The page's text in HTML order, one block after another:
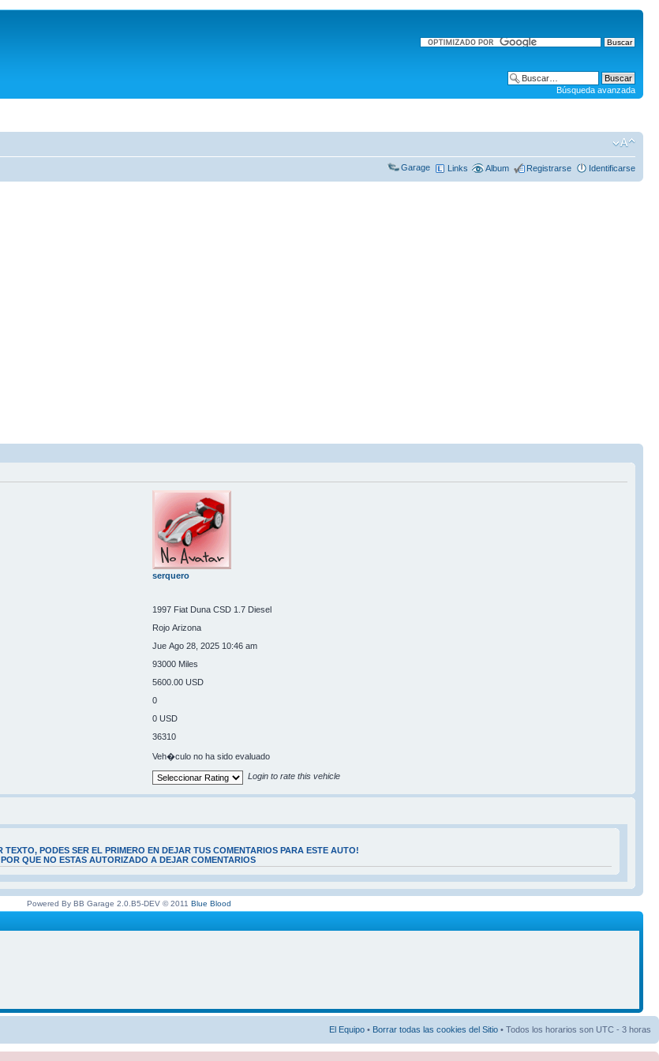
Búsqueda avanzada
Garage Links Album Registrarse Identificarse
serquero
1997 Fiat Duna CSD 1.7 Diesel
Rojo Arizona
Jue Ago 28, 2025 10:46 am
93000 Miles
5600.00 USD
0
0 USD
36310
Veh�culo no ha sido evaluado
Login to rate this vehicle
TEXTO, PODES SER EL PRIMERO EN DEJAR TUS COMENTARIOS PARA ESTE AUTO!
QUE NO ESTAS AUTORIZADO A DEJAR COMENTARIOS
Powered By BB Garage 2.0.B5-DEV © 2011 Blue Blood
El Equipo • Borrar todas las cookies del Sitio • Todos los horarios son UTC - 3 horas